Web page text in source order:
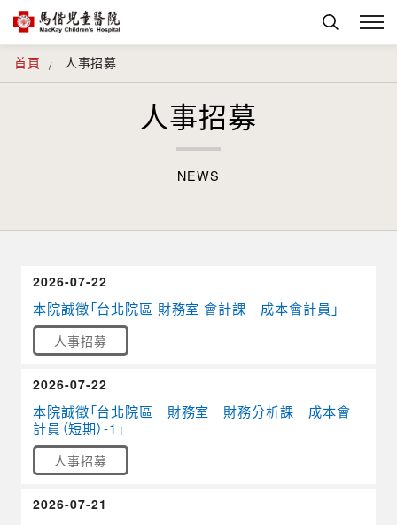
首頁 人事招募
人事招募
NEWS
本院誠徵「台北院區 財務室 會計課 成本會計員」
人事招募
2026-07-22
本院誠徵「台北院區 財務室 財務分析課 成本會
計員（短期）-1」
人事招募
2026-07-22
2026-07-21